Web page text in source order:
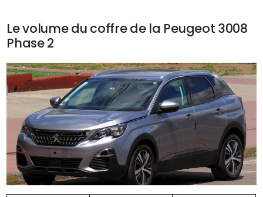
Le volume du coffre de la Peugeot 3008
Phase 2